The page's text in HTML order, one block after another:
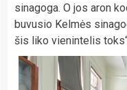
sinagoga. O jos aron
buvusio Kelmės
šis liko vienintelis